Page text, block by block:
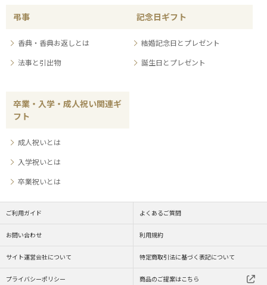
弔事
香典・香典お返しとは
法事と引出物
記念日ギフト
結婚記念日とプレゼント
誕生日とプレゼント
卒業・入学・成人祝い関連ギ
フト
成人祝いとは
入学祝いとは
卒業祝いとは
ご利用ガイド よくあるご質問
お問い合わせ 利用規約
サイト運営会社について 特定商取引法に基づく表記について
プライバシーポリシー 商品のご提案はこちら